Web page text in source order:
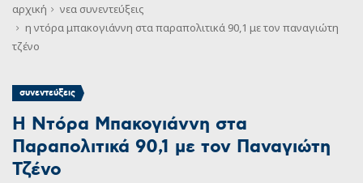
αρχική νεα συνεντεύξεις
η ντόρα μπακογιάννη στα παραπολιτικά 90,1 με τον παναγιώτη
τζένο
συνεντεύξεις
Η Ντόρα Μπακογιάννη στα
Παραπολιτικά 90,1 με τον Παναγιώτη
Τζένο